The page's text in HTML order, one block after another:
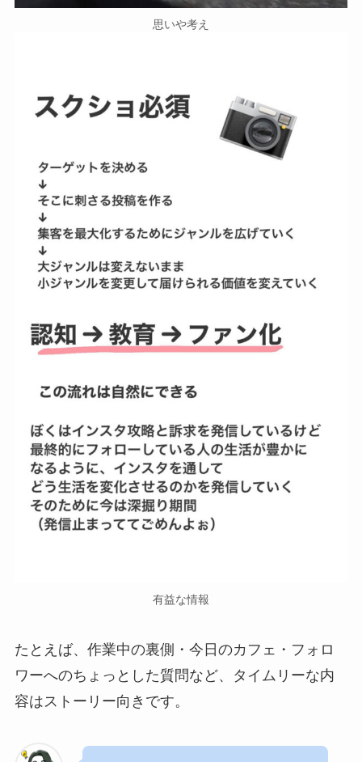
思いや考え
有益な情報
たとえば、作業中の裏側・今日のカフェ・フォロ
ワーへのちょっとした質問など、タイムリーな内
容はストーリー向きです。